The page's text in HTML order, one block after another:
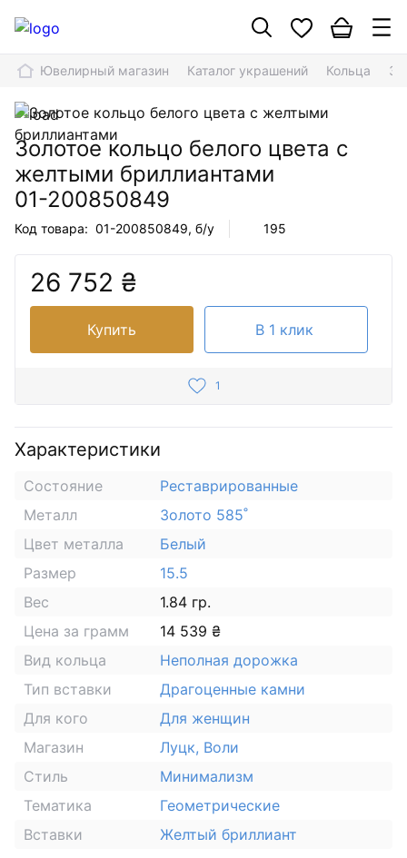
Ювелирный магазин Каталог украшений Кольца
Золотое кольцо белого цвета с
желтыми бриллиантами
01-200850849
Код товара: 01-200850849, б/у 195
26 752 ₴
Купить В 1 клик
1
Характеристики
Состояние
Реставрированные
Металл
Золото 585˚
Цвет металла
Белый
Размер
15.5
Вес
1.84 гр.
Цена за грамм
14 539 ₴
Вид кольца
Неполная дорожка
Тип вставки
Драгоценные камни
Для кого
Для женщин
Магазин
Луцк, Воли
Стиль
Минимализм
Тематика
Геометрические
Вставки
Желтый бриллиант